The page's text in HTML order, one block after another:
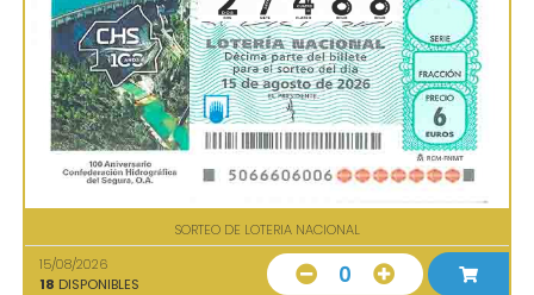
SORTEO DE LOTERIA NACIONAL
15/08/2026
18 DISPONIBLES 0